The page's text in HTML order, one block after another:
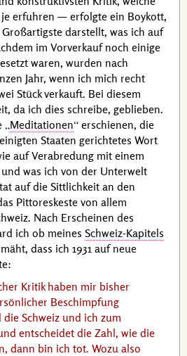
erfuhren — erfolgte ein Boykott,
darstellt, was ich auf
im Vorverkauf noch einige
waren, wurden nach
Jahr, wenn ich mich recht
Stück verkauft. Bei diesem
da ich dies schreibe, geblieben.
Meditationen erschienen, die
Staaten gerichtetes Wort
auf Verabredung mit einem
was ich von der Unterwelt
auf die Sittlichkeit an den
Pittoreskeste von allem
Nach Erscheinen des
ich ob meines Schweiz-Kapitels
dass ich 1931 auf neue
Kritik haben mir bisher
Beschimpfung
Schweiz und ich zum
entscheidet die Zahl, wie die
dann bin ich tot. Wozu also